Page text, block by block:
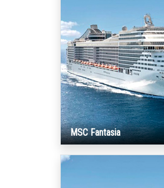
MSC Fantasia